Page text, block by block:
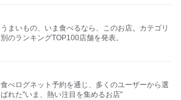
うまいもの、いま食べるなら、このお店。カテゴリ
別のランキングTOP100店舗を発表。
食べログネット予約を通じ、多くのユーザーから選
ばれた"いま、熱い注目を集めるお店"